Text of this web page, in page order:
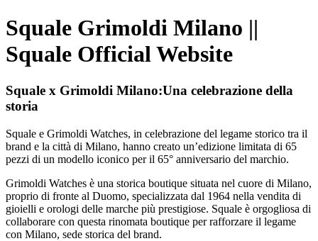
Squale Grimoldi Milano ||
Squale Official Website
Squale x Grimoldi Milano:Una celebrazione della
storia
Squale e Grimoldi Watches, in celebrazione del legame storico tra il
brand e la città di Milano, hanno creato un’edizione limitata di 65
pezzi di un modello iconico per il 65° anniversario del marchio.
Grimoldi Watches è una storica boutique situata nel cuore di Milano,
proprio di fronte al Duomo, specializzata dal 1964 nella vendita di
gioielli e orologi delle marche più prestigiose. Squale è orgogliosa di
collaborare con questa rinomata boutique per rafforzare il legame
con Milano, sede storica del brand.